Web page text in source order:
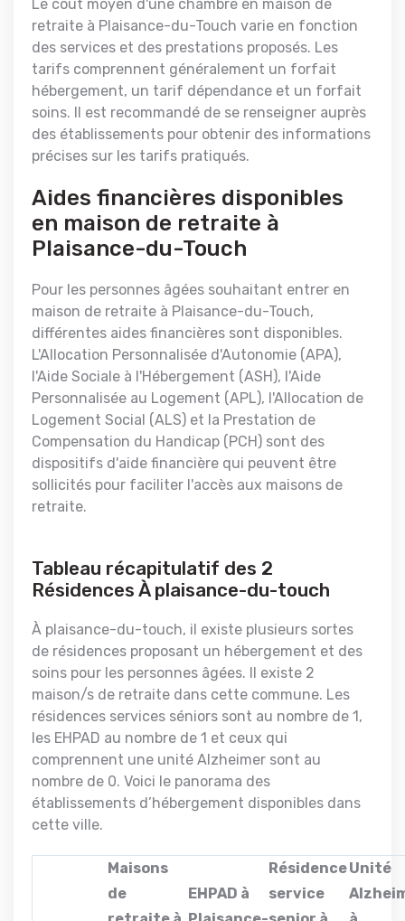
Le coût moyen d'une chambre en maison de
retraite à Plaisance-du-Touch varie en fonction
des services et des prestations proposés. Les
tarifs comprennent généralement un forfait
hébergement, un tarif dépendance et un forfait
soins. Il est recommandé de se renseigner auprès
des établissements pour obtenir des informations
précises sur les tarifs pratiqués.
Aides financières disponibles
en maison de retraite à
Plaisance-du-Touch
Pour les personnes âgées souhaitant entrer en
maison de retraite à Plaisance-du-Touch,
différentes aides financières sont disponibles.
L'Allocation Personnalisée d'Autonomie (APA),
l'Aide Sociale à l'Hébergement (ASH), l'Aide
Personnalisée au Logement (APL), l'Allocation de
Logement Social (ALS) et la Prestation de
Compensation du Handicap (PCH) sont des
dispositifs d'aide financière qui peuvent être
sollicités pour faciliter l'accès aux maisons de
retraite.
Tableau récapitulatif des 2
Résidences À plaisance-du-touch
À plaisance-du-touch, il existe plusieurs sortes
de résidences proposant un hébergement et des
soins pour les personnes âgées. Il existe 2
maison/s de retraite dans cette commune. Les
résidences services séniors sont au nombre de 1,
les EHPAD au nombre de 1 et ceux qui
comprennent une unité Alzheimer sont au
nombre de 0. Voici le panorama des
établissements d’hébergement disponibles dans
cette ville.
Maisons
de
EHPAD à
Résidence
service
Unité